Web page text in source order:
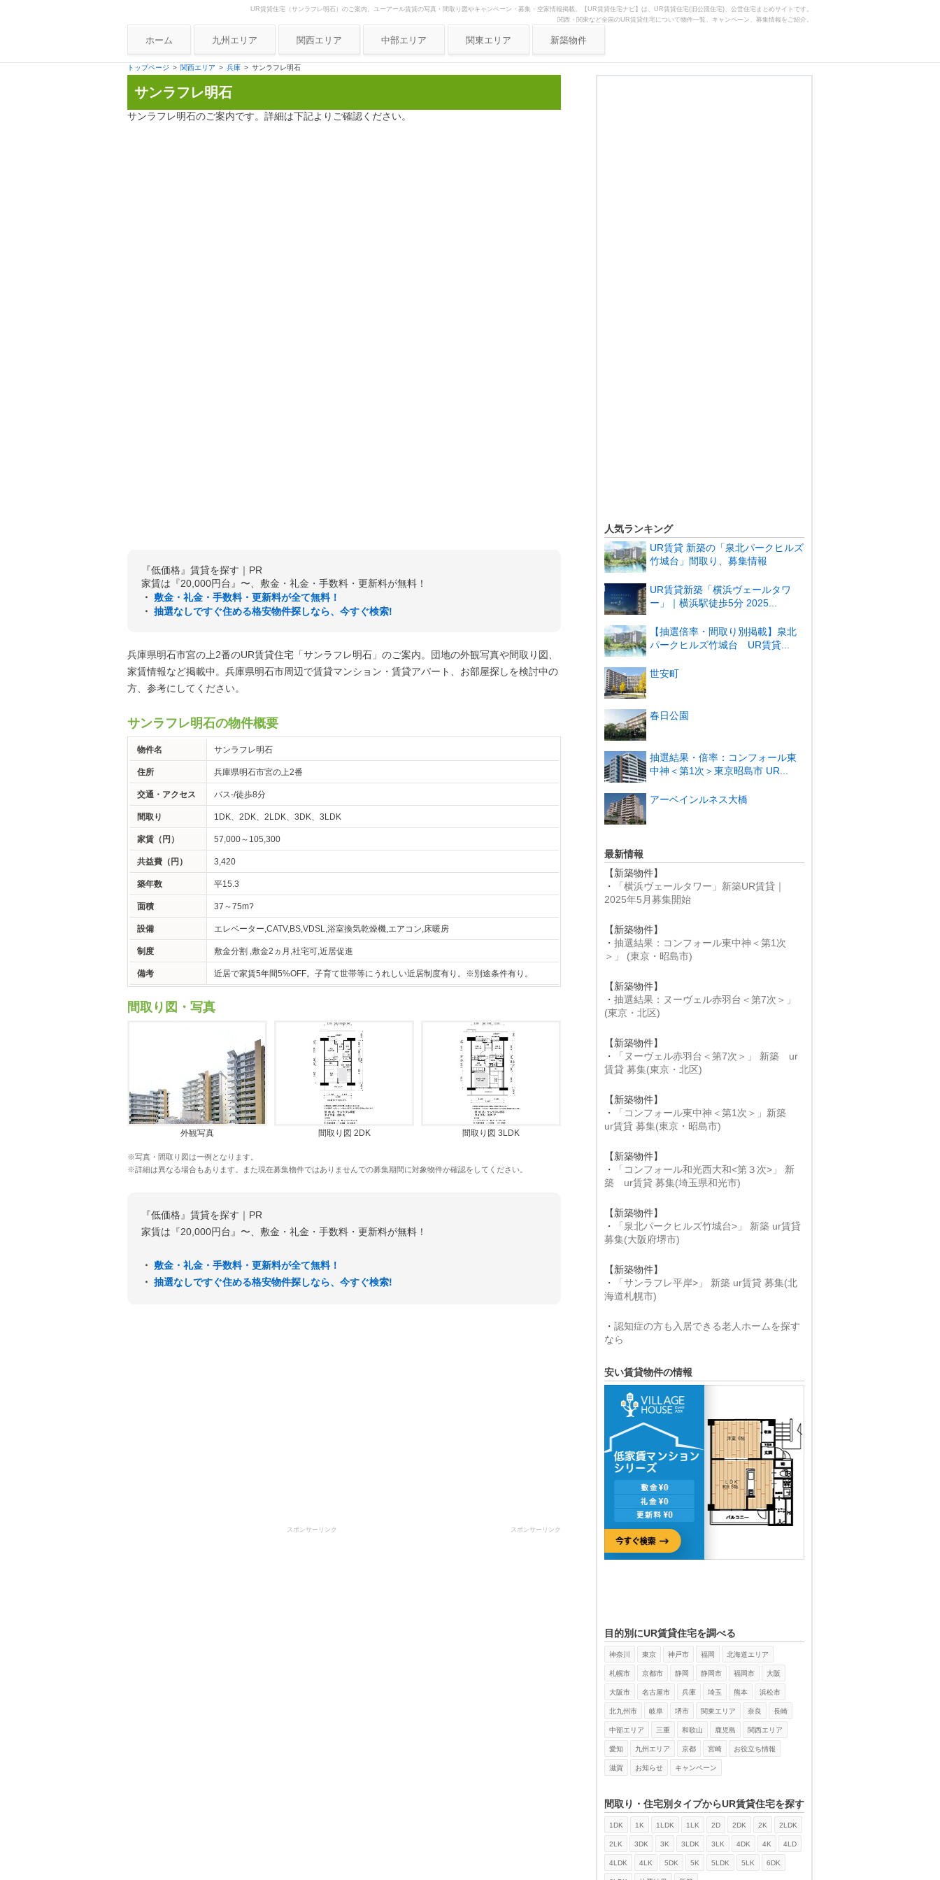
UR賃貸住宅（サンラフレ明石）のご案内。ユーアール賃貸の写真・間取り図やキャンペーン・募集・空家情報掲載。【UR賃貸住宅ナビ】は、UR賃貸住宅(旧公団住宅)、公営住宅まとめサイトです。
関西・関東など全国のUR賃貸住宅について物件一覧、キャンペーン、募集情報をご紹介。
ホーム 九州エリア 関西エリア
大阪府
京都府
中部エリア
岐阜県
関東エリア 新築物件
トップページ 関西エリア 兵庫 サンラフレ明石
サンラフレ明石
サンラフレ明石のご案内です。詳細は下記よりご確認ください。
『低価格』賃貸を探す｜PR
家賃は『20,000円台』〜、敷金・礼金・手数料・更新料が無料！
・ 敷金・礼金・手数料・更新料が全て無料！
・ 抽選なしですぐ住める格安物件探しなら、今すぐ検索!
兵庫県明石市宮の上2番のUR賃貸住宅「サンラフレ明石」のご案内。団地の外観写真や間取り図、
家賃情報など掲載中。兵庫県明石市周辺で賃貸マンション・賃貸アパート、お部屋探しを検討中の
方、参考にしてください。
サンラフレ明石の物件概要
物件名 サンラフレ明石
住所 兵庫県明石市宮の上2番
交通・アクセス バス-/徒歩8分
間取り 1DK、2DK、2LDK、3DK、3LDK
家賃（円） 57,000～105,300
共益費（円） 3,420
築年数 平15.3
面積 37～75m?
設備 エレベーター,CATV,BS,VDSL,浴室換気乾燥機,エアコン,床暖房
制度 敷金分割 ,敷金2ヵ月,社宅可,近居促進
備考 近居で家賃5年間5%OFF。子育て世帯等にうれしい近居制度有り。※別途条件有り。
間取り図・写真
外観写真 間取り図 2DK 間取り図 3LDK
※写真・間取り図は一例となります。
※詳細は異なる場合もあります。また現在募集物件ではありませんでの募集期間に対象物件か確認をしてください。
『低価格』賃貸を探す｜PR
家賃は『20,000円台』〜、敷金・礼金・手数料・更新料が無料！
・ 敷金・礼金・手数料・更新料が全て無料！
・ 抽選なしですぐ住める格安物件探しなら、今すぐ検索!
スポンサーリンク スポンサーリンク
人気ランキング
UR賃貸 新築の「泉北パークヒルズ
竹城台」間取り、募集情報
UR賃貸新築「横浜ヴェールタワ
ー」｜横浜駅徒歩5分 2025...
【抽選倍率・間取り別掲載】泉北
パークヒルズ竹城台 UR賃貸...
世安町
春日公園
抽選結果・倍率：コンフォール東
中神＜第1次＞東京昭島市 UR...
アーベインルネス大橋
最新情報
【新築物件】
・
「横浜ヴェールタワー」新築UR賃貸｜
2025年5月募集開始
【新築物件】
・ 抽選結果：コンフォール東中神＜第1次
＞」 (東京・昭島市)
【新築物件】
・ 抽選結果：ヌーヴェル赤羽台＜第7次＞」
(東京・北区)
【新築物件】
・
「ヌーヴェル赤羽台＜第7次＞」 新築 ur
賃貸 募集(東京・北区)
【新築物件】
・
「コンフォール東中神＜第1次＞」新築
ur賃貸 募集(東京・昭島市)
【新築物件】
・
「コンフォール和光西大和<第３次>」 新
築 ur賃貸 募集(埼玉県和光市)
【新築物件】
・
「泉北パークヒルズ竹城台>」 新築 ur賃貸
募集(大阪府堺市)
【新築物件】
・
「サンラフレ平岸>」 新築 ur賃貸 募集(北
海道札幌市)
・ 認知症の方も入居できる老人ホームを探す
なら
安い賃貸物件の情報
目的別にUR賃貸住宅を調べる
神奈川 東京 神戸市 福岡 北海道エリア
札幌市 京都市 静岡 静岡市 福岡市 大阪
大阪市 名古屋市 兵庫 埼玉 熊本 浜松市
北九州市 岐阜 堺市 関東エリア 奈良 長崎
中部エリア 三重 和歌山 鹿児島 関西エリア
愛知 九州エリア 京都 宮崎 お役立ち情報
滋賀 お知らせ キャンペーン
間取り・住宅別タイプからUR賃貸住宅を探す
1DK 1K 1LDK 1LK 2D 2DK 2K 2LDK
2LK 3DK 3K 3LDK 3LK 4DK 4K 4LD
4LDK 4LK 5DK 5K 5LDK 5LK 6DK
検索